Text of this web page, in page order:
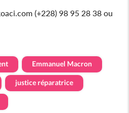
(+228) 98 95 28 38 ou
Emmanuel Macron
justice réparatrice